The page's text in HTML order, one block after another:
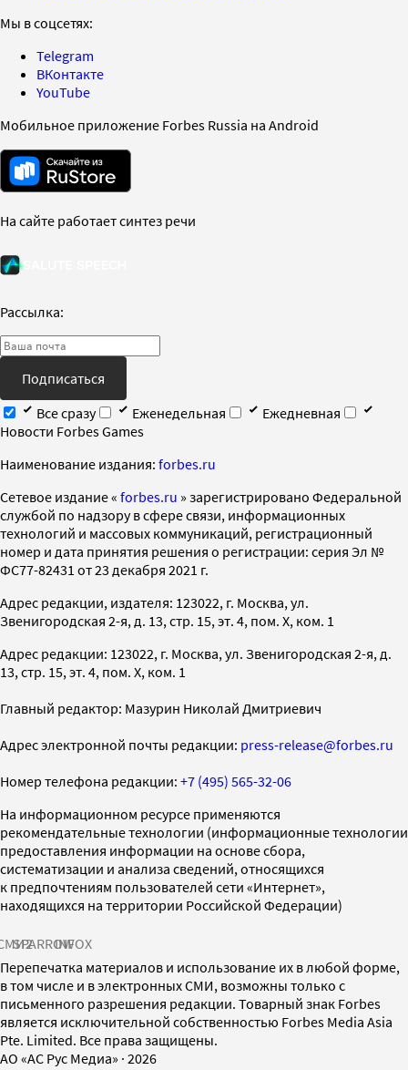
Мы в соцсетях:
Telegram
ВКонтакте
YouTube
Мобильное приложение Forbes Russia на Android
На сайте работает синтез речи
Рассылка:
Подписаться
Все сразу
Еженедельная
Ежедневная
Новости Forbes Games
Наименование издания: forbes.ru
Cетевое издание « forbes.ru » зарегистрировано Федеральной
службой по надзору в сфере связи, информационных
технологий и массовых коммуникаций, регистрационный
номер и дата принятия решения о регистрации: серия Эл №
ФС77-82431 от 23 декабря 2021 г.
Адрес редакции, издателя: 123022, г. Москва, ул.
Звенигородская 2-я, д. 13, стр. 15, эт. 4, пом. X, ком. 1
Адрес редакции: 123022, г. Москва, ул. Звенигородская 2-я, д.
13, стр. 15, эт. 4, пом. X, ком. 1
Главный редактор: Мазурин Николай Дмитриевич
Адрес электронной почты редакции: press-release@forbes.ru
Номер телефона редакции: +7 (495) 565-32-06
На информационном ресурсе применяются
рекомендательные технологии (информационные технологии
предоставления информации на основе сбора,
систематизации и анализа сведений, относящихся
к предпочтениям пользователей сети «Интернет»,
находящихся на территории Российской Федерации)
SPARROWINFOX
Перепечатка материалов и использование их в любой форме,
в том числе и в электронных СМИ, возможны только с
письменного разрешения редакции. Товарный знак Forbes
является исключительной собственностью Forbes Media Asia
Pte. Limited. Все права защищены.
AO «АС Рус Медиа» · 2026